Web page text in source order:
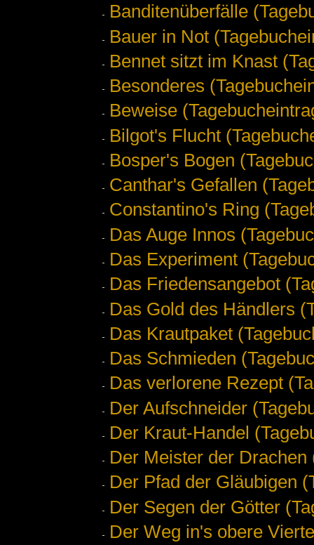
Banditenüberfälle
Bauer in Not
Bennet sitzt im Knast
Besonderes
Beweise
Bilgot's Flucht
Bosper's Bogen
Canthar's Gefallen
Constantino's Ring
Das Auge Innos
Das Experiment
Das Friedensangebot
Das Gold des Händlers
Das Krautpaket
Das Schmieden
Das verlorene Rezept
Der Aufschneider
Der Kraut-Handel
Der Meister der Drachen
Der Pfad der Gläubigen
Der Segen der Götter
Der Weg in's obere